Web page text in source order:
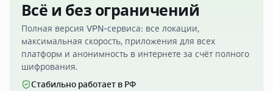
Всё и без ограничений
Полная версия VPN-сервиса: все локации,
максимальная скорость, приложения для всех
платформ и анонимность в интернете за счёт полного
шифрования.
Стабильно работает в РФ